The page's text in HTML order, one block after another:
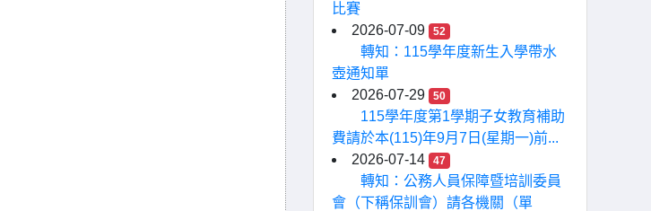
比賽
2026-07-09
52
轉知：115學年度新生入學帶水
壺通知單
2026-07-29
50
115學年度第1學期子女教育補助
費請於本(115)年9月7日(星期一)前...
2026-07-14
47
轉知：公務人員保障暨培訓委員
會（下稱保訓會）請各機關（單